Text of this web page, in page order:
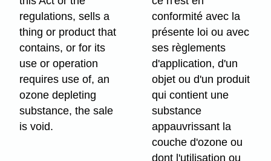
regulations, sells a
thing or product that
contains, or for its
use or operation
requires use of, an
ozone depleting
substance, the sale
is void.
conformité avec la
présente loi ou avec
ses règlements
d'application, d'un
objet ou d'un produit
qui contient une
substance
appauvrissant la
couche d'ozone ou
dont l'utilisation ou